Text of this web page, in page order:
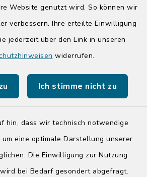
Website genutzt wird. So können wir
verbessern. Ihre erteilte Einwilligung
jederzeit über den Link in unseren
widerrufen.
Ich stimme nicht zu
hin, dass wir technisch notwendige
um eine optimale Darstellung unserer
Die Einwilligung zur Nutzung
bei Bedarf gesondert abgefragt.
der Stadt Bad Segeberg